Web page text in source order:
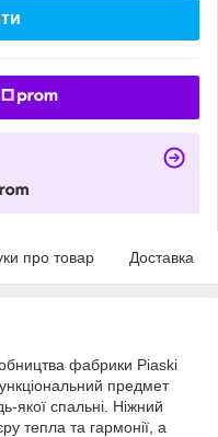
про товар Доставка
фабрики Piaski
предмет
якої спальні. Ніжний
тепла та гармонії, а